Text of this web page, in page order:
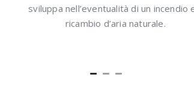
sviluppa nell’eventualità di un incendio e il
ricambio d’aria naturale.